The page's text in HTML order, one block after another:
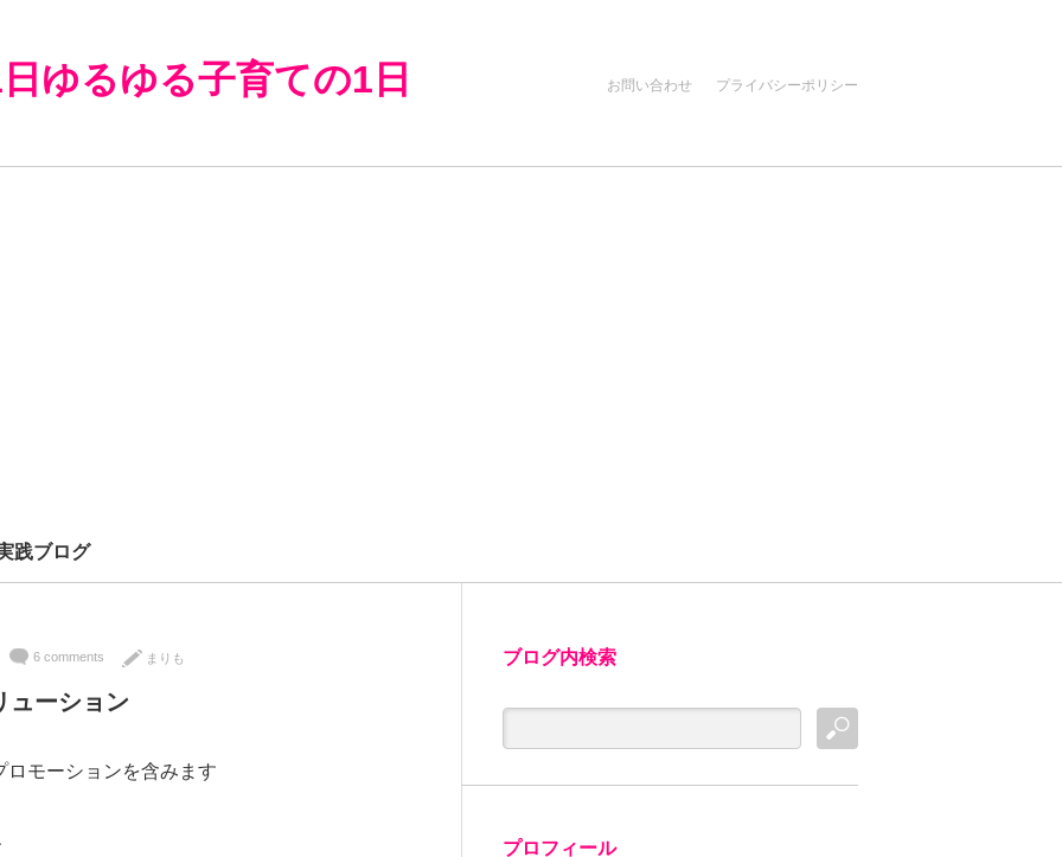
ゆるゆる子育ての1日 お問い合わせ プライバシーポリシー
践ブログ
6 comments まりも
ューション
モーションを含みます
ブログ内検索
プロフィール